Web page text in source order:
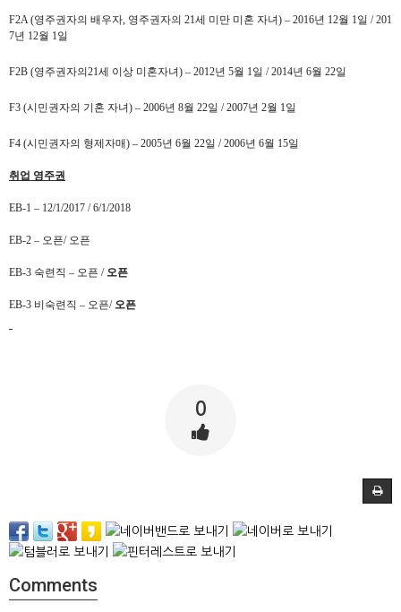
F2A (영주권자의 배우자, 영주권자의 21세 미만 미혼 자녀) – 2016년 12월 1일 / 201
7년 12월 1일
F2B (영주권자의 21세 이상 미혼자녀) – 2012년 5월 1일 / 2014년 6월 22일
F3 (시민권자의 기혼 자녀) – 2006년 8월 22일 / 2007년 2월 1일
F4 (시민권자의 형제자매) – 2005년 6월 22일 / 2006년 6월 15일
취업 영주권
EB-1 – 12/1/2017 / 6/1/2018
EB-2 – 오픈/ 오픈
EB-3 숙련직 – 오픈 / 오픈
EB-3 비숙련직 – 오픈/ 오픈
0
Comments